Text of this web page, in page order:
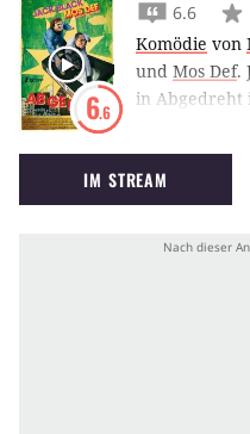
6.6
6.6
Komödie von
und Mos Def.
in Abgedreht
fertigen in
Versionen
IM STREAM